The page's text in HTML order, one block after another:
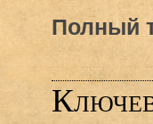
Полный